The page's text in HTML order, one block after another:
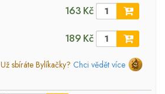
163 Kč
189 Kč
Už sbíráte Bylíkačky? Chci vědět více